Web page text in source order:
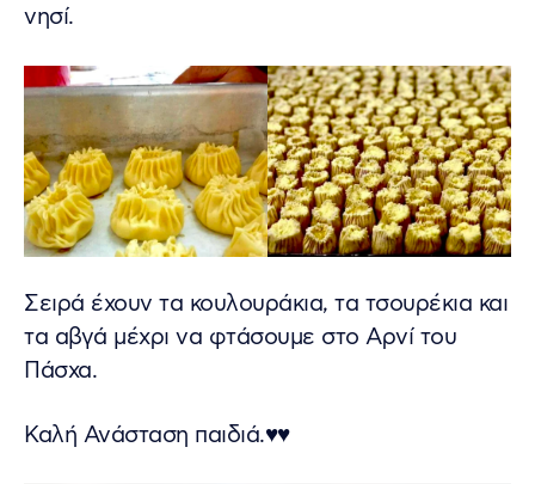
νησί.
Σειρά έχουν τα κουλουράκια, τα τσουρέκια και
τα αβγά μέχρι να φτάσουμε στο Αρνί του
Πάσχα.
Καλή Ανάσταση παιδιά.♥️♥️